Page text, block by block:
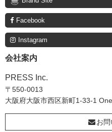
Facebook
Instagram
会社案内
PRESS Inc.
〒550-0013
大阪府大阪市西区新町1-33-1
お